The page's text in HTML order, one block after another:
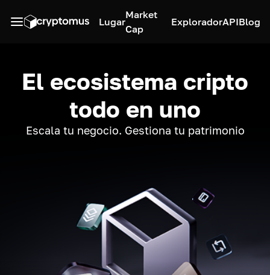
Lugar
Market
Cap
ExploradorAPIBlog
El ecosistema cripto
todo en uno
Escala tu negocio. Gestiona tu patrimonio